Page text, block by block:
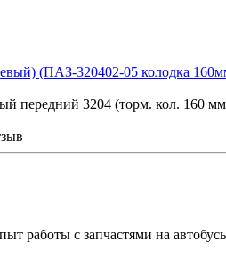
(ПАЗ-320402-05 колодка
передний 3204 (торм. кол. 160
работы с запчастями на